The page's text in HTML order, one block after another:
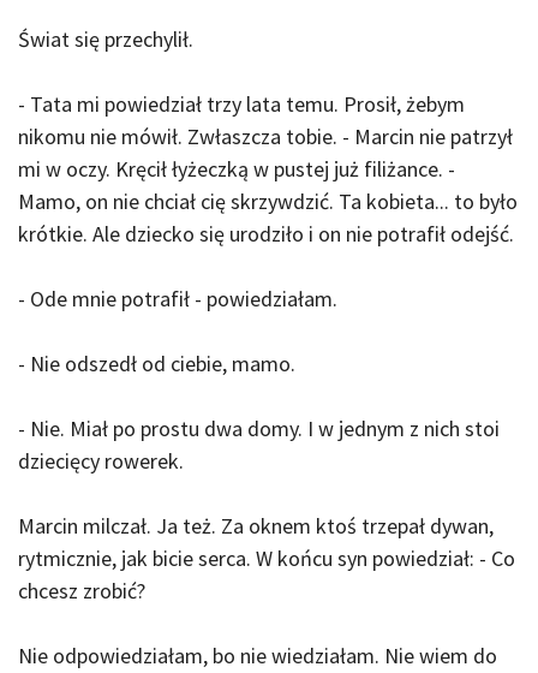
Świat się przechylił.
- Tata mi powiedział trzy lata temu. Prosił, żebym
nikomu nie mówił. Zwłaszcza tobie. - Marcin nie patrzył
mi w oczy. Kręcił łyżeczką w pustej już filiżance. -
Mamo, on nie chciał cię skrzywdzić. Ta kobieta... to było
krótkie. Ale dziecko się urodziło i on nie potrafił odejść.
- Ode mnie potrafił - powiedziałam.
- Nie odszedł od ciebie, mamo.
- Nie. Miał po prostu dwa domy. I w jednym z nich stoi
dziecięcy rowerek.
Marcin milczał. Ja też. Za oknem ktoś trzepał dywan,
rytmicznie, jak bicie serca. W końcu syn powiedział: - Co
chcesz zrobić?
Nie odpowiedziałam, bo nie wiedziałam. Nie wiem do